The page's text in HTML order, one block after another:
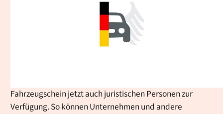
sicher und immer griffbereit
Ob Auto, Moped oder Wohnmobil: Die App ermöglicht es
Fahrzeugschein jetzt auch juristischen Personen zur
Verfügung. So können Unternehmen und andere